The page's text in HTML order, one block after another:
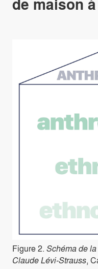
Figure 2. Schéma de
Claude Lévi-Strauss,